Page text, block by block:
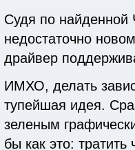
Судя по найденной
недостаточно
драйвер
ИМХО, делать
тупейшая идея.
зеленым
бы как это: